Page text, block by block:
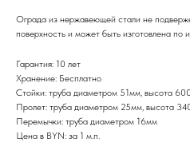
Ограда из нержавеющей стали не
поверхность и может быть изготовлена по
Гарантия: 10 лет
Хранение: Бесплатно
Стойки: труба диаметром 51мм, высота
Пролет: труба диаметром 25мм, высота
Перемычки: труба диаметром 16мм
Цена в BYN: за 1 м.п.